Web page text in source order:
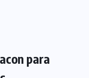
para